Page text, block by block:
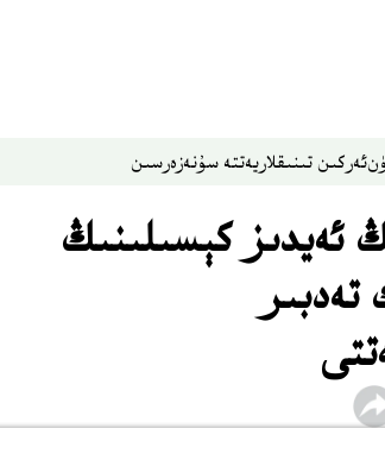
ئەركىن تىنىقلاريەتتە سۇنەزەرسىن
ئەيدىز كېسىلىنىڭ
تەدبىر